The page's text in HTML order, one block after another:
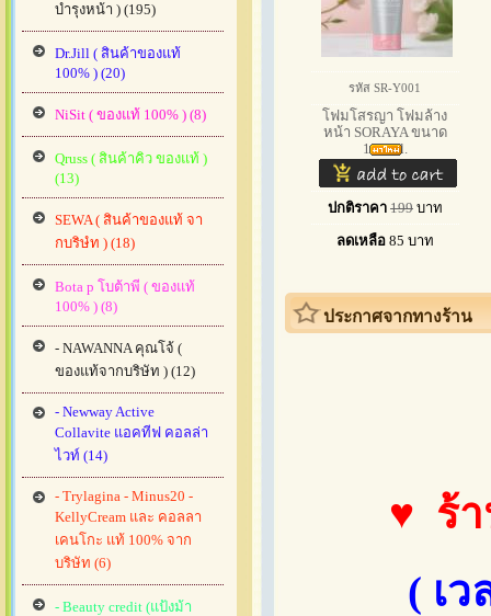
บำรุงหน้า ) (195)
Dr.Jill ( สินค้าของแท้
100% ) (20)
NiSit ( ของแท้ 100% ) (8)
Qruss ( สินค้าคิว ของแท้ )
(13)
SEWA ( สินค้าของแท้ จา
กบริษํท ) (18)
Bota p โบต้าพี ( ของแท้
100% ) (8)
- NAWANNA คุณโจ้ (
ของแท้จากบริษัท ) (12)
- Newway Active
Collavite แอคทีฟ คอลล่า
ไวท์ (14)
- Trylagina - Minus20 -
KellyCream และ คอลลา
เคนโกะ แท้ 100% จาก
บริษัท (6)
- Beauty credit (แป้งม้า
รหัส SR-Y001
โฟมโสรญา โฟมล้าง
หน้า SORAYA ขนาด
100 ml.
ปกติราคา 199 บาท
ลดเหลือ 85 บาท
ประกาศจากทางร้าน
♥ ร้า
( เ